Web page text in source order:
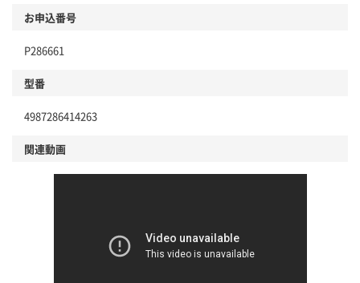
本体
仕組
お申込番号
P286661
型番
4987286414263
関連動画